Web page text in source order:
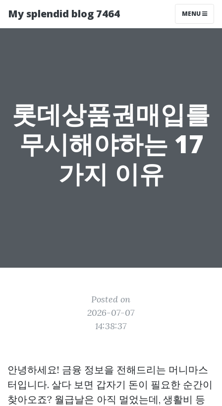
My splendid blog 7464 MENU
롯데상품권매입를
무시해야하는 17
가지 이유
Posted on
2026-07-07
14:38:37
안녕하세요! 금융 정보을 전해드리는 머니마스
터입니다. 살다 보면 갑자기 돈이 필요한 순간이
찾아오죠? 월급날은 아직 멀었는데, 생활비 등